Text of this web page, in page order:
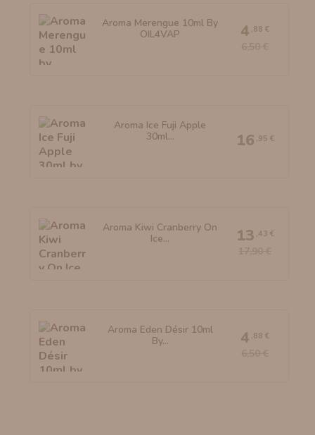
Aroma Merengue 10ml By
OIL4VAP
4 ,88 €
Aroma Ice Fuji Apple
30ml...
16 ,95 €
Aroma Kiwi Cranberry On
Ice...
13 ,43 €
Aroma Eden Désir 10ml
By...
4 ,88 €